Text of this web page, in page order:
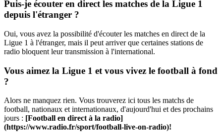
Puis-je écouter en direct les matches de la Ligue 1
depuis l'étranger ?
Oui, vous avez la possibilité d'écouter les matches en direct de la
Ligue 1 à l'étranger, mais il peut arriver que certaines stations de
radio bloquent leur transmission à l'international.
Vous aimez la Ligue 1 et vous vivez le football à fond
?
Alors ne manquez rien. Vous trouverez ici tous les matchs de
football, nationaux et internationaux, d'aujourd'hui et des prochains
jours : [Football en direct à la radio]
(https://www.radio.fr/sport/football-live-on-radio)!